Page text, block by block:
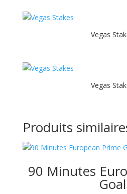
Vegas
Vegas
Produits
90 Minutes
Goal